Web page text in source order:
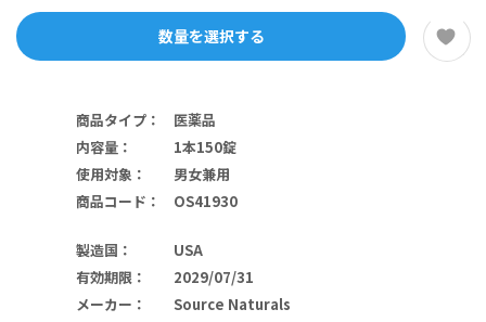
数量を選択する
商品タイプ ：
医薬品
内容量 ：
1本150錠
使用対象 ：
男女兼用
商品コード ： OS41930
製造国 ：
USA
有効期限 ：
2029/07/31
メーカー ： Source Naturals